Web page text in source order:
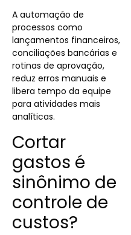
A automação de
processos como
lançamentos financeiros,
conciliações bancárias e
rotinas de aprovação,
reduz erros manuais e
libera tempo da equipe
para atividades mais
analíticas.
Cortar
gastos é
sinônimo de
controle de
custos?